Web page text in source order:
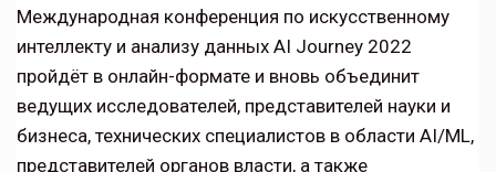
Международная конференция по искусственному
интеллекту и анализу данных AI Journey 2022
пройдёт в онлайн-формате и вновь объединит
ведущих исследователей, представителей науки и
бизнеса, технических специалистов в области AI/ML,
представителей органов власти, а также